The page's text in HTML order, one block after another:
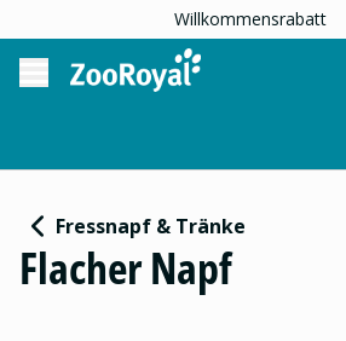
Willkommensrabatt
Fressnapf & Tränke
Flacher Napf